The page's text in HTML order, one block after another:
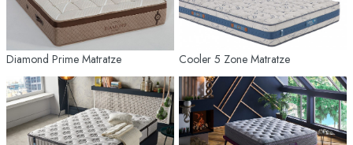
Diamond Prime Matratze Cooler 5 Zone Matratze